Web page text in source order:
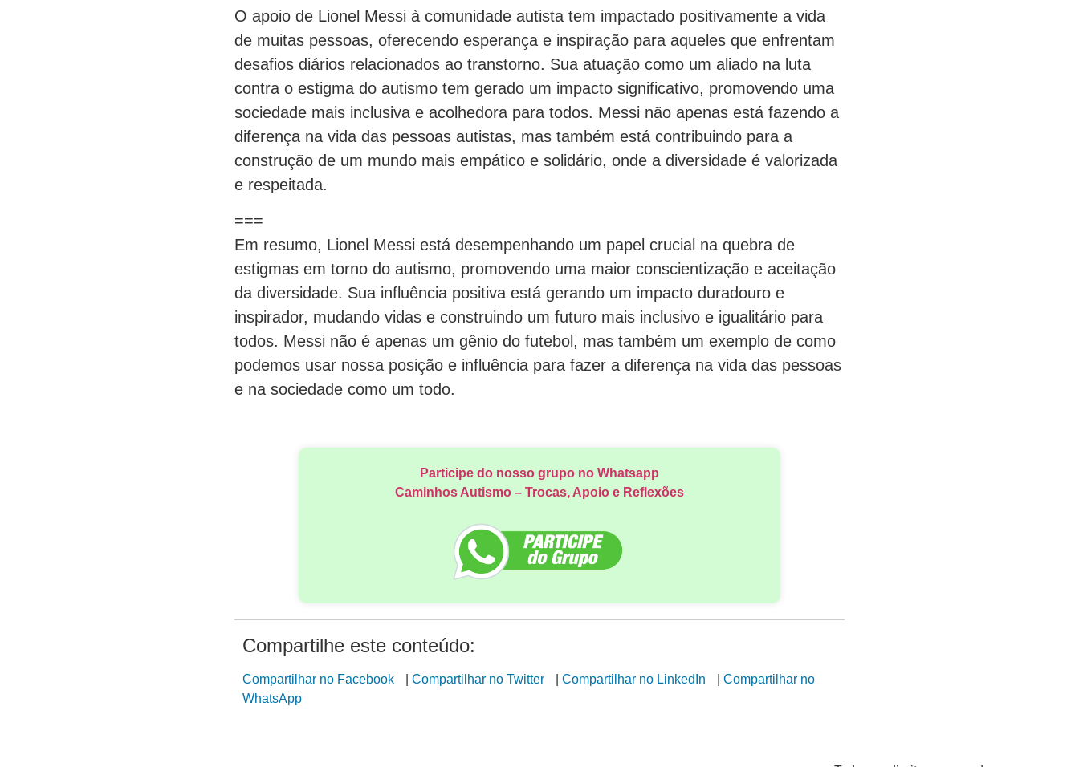
O apoio de Lionel Messi à comunidade autista tem impactado positivamente a vida
de muitas pessoas, oferecendo esperança e inspiração para aqueles que enfrentam
desafios diários relacionados ao transtorno. Sua atuação como um aliado na luta
contra o estigma do autismo tem gerado um impacto significativo, promovendo uma
sociedade mais inclusiva e acolhedora para todos. Messi não apenas está fazendo a
diferença na vida das pessoas autistas, mas também está contribuindo para a
construção de um mundo mais empático e solidário, onde a diversidade é valorizada
e respeitada.
===
Em resumo, Lionel Messi está desempenhando um papel crucial na quebra de
estigmas em torno do autismo, promovendo uma maior conscientização e aceitação
da diversidade. Sua influência positiva está gerando um impacto duradouro e
inspirador, mudando vidas e construindo um futuro mais inclusivo e igualitário para
todos. Messi não é apenas um gênio do futebol, mas também um exemplo de como
podemos usar nossa posição e influência para fazer a diferença na vida das pessoas
e na sociedade como um todo.
Participe do nosso grupo no Whatsapp
Caminhos Autismo – Trocas, Apoio e Reflexões
Compartilhe este conteúdo:
Compartilhar no Facebook Compartilhar no Twitter Compartilhar no LinkedIn
Compartilhar no
WhatsApp